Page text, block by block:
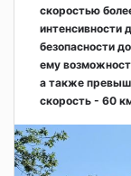
скоростью
интенсивности
безопасности
ему
а также
скорость - 60